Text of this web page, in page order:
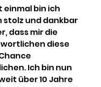
einmal bin ich
stolz und dankbar
dass mir die
diese
Ich bin nun
über 10 Jahre